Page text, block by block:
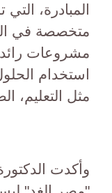
المبادرة،
متخصصة في
مشروعات
استخدام
مثل التعليم،
وأكدت